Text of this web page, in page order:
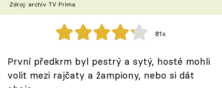
Sledujte prima+
Přihlášení
Sledujte nás
Zdroj: archiv TV Prima
81x
První předkrm byl pestrý a sytý, hosté mohli
volit mezi rajčaty a žampiony, nebo si dát